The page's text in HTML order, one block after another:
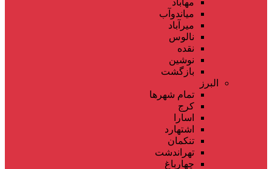
میاندوآب
میرآباد
نالوس
نقده
نوشین
بازگشت
البرز
تمام شهر‌ها
کرج
اسارا
اشتهارد
تنکمان
تهراندشت
چهارباغ